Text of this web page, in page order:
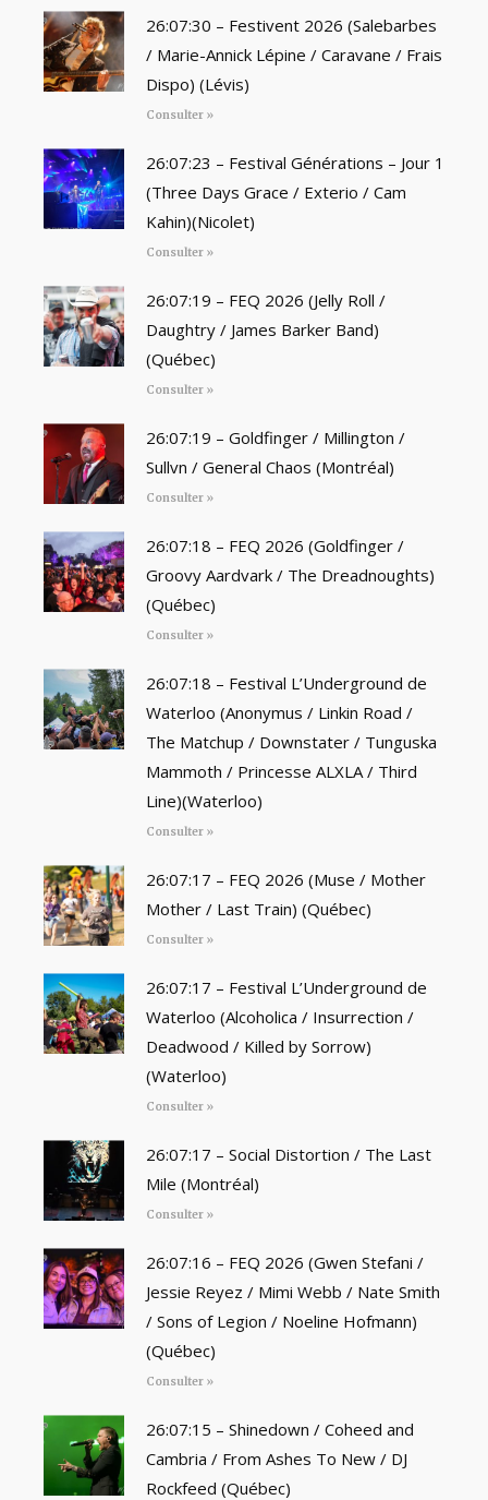
26:07:30 – Festivent 2026 (Salebarbes
/ Marie-Annick Lépine / Caravane / Frais
Dispo) (Lévis)
Consulter »
26:07:23 – Festival Générations – Jour 1
(Three Days Grace / Exterio / Cam
Kahin)(Nicolet)
Consulter »
26:07:19 – FEQ 2026 (Jelly Roll /
Daughtry / James Barker Band)
(Québec)
Consulter »
26:07:19 – Goldfinger / Millington /
Sullvn / General Chaos (Montréal)
Consulter »
26:07:18 – FEQ 2026 (Goldfinger /
Groovy Aardvark / The Dreadnoughts)
(Québec)
Consulter »
26:07:18 – Festival L’Underground de
Waterloo (Anonymus / Linkin Road /
The Matchup / Downstater / Tunguska
Mammoth / Princesse ALXLA / Third
Line)(Waterloo)
Consulter »
26:07:17 – FEQ 2026 (Muse / Mother
Mother / Last Train) (Québec)
Consulter »
26:07:17 – Festival L’Underground de
Waterloo (Alcoholica / Insurrection /
Deadwood / Killed by Sorrow)
(Waterloo)
Consulter »
26:07:17 – Social Distortion / The Last
Mile (Montréal)
Consulter »
26:07:16 – FEQ 2026 (Gwen Stefani /
Jessie Reyez / Mimi Webb / Nate Smith
/ Sons of Legion / Noeline Hofmann)
(Québec)
Consulter »
26:07:15 – Shinedown / Coheed and
Cambria / From Ashes To New / DJ
Rockfeed (Québec)